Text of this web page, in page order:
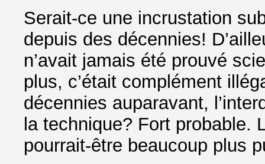
Serait-ce une incrustation
depuis des décennies!
n’avait jamais été prouvé
plus, c’était complément
décennies auparavant,
la technique? Fort probable.
pourrait-être beaucoup plus